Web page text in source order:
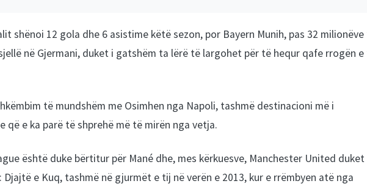
shënoi 12 gola dhe 6 asistime këtë sezon, por Bayern Munih, pas 32
në Gjermani, duket i gatshëm ta lërë të largohet për të hequr qafe rrogën
të mundshëm me Osimhen nga Napoli, tashmë destinacioni më i
që e ka parë të shprehë më të mirën nga vetja.
është duke bërtitur për Mané dhe, mes kërkuesve, Manchester United duket
e Kuq, tashmë në gjurmët e tij në verën e 2013, kur e rrëmbyen atë nga